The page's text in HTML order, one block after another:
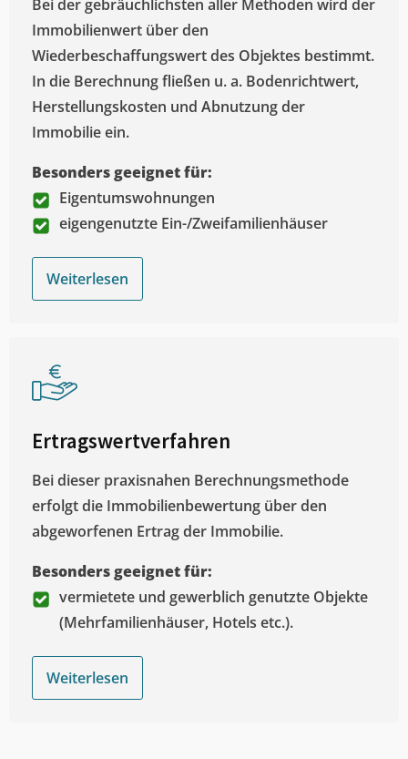
Bei der gebräuchlichsten aller Methoden wird der
Immobilienwert über den
Wiederbeschaffungswert des Objektes bestimmt.
In die Berechnung fließen u. a. Bodenrichtwert,
Herstellungskosten und Abnutzung der
Immobilie ein.
Besonders geeignet für:
Eigentumswohnungen
eigengenutzte Ein-/Zweifamilienhäuser
Weiterlesen
Ertragswertverfahren
Bei dieser praxisnahen Berechnungsmethode
erfolgt die Immobilienbewertung über den
abgeworfenen Ertrag der Immobilie.
Besonders geeignet für:
vermietete und gewerblich genutzte Objekte
(Mehrfamilienhäuser, Hotels etc.).
Weiterlesen